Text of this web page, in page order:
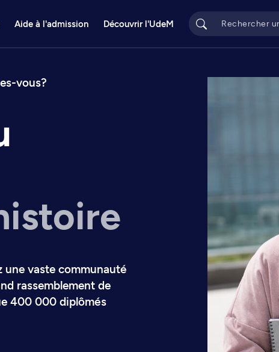
Aide à l'admission Découvrir l'UdeM
vous?
une vaste communauté
rassemblement de
400 000 diplômés